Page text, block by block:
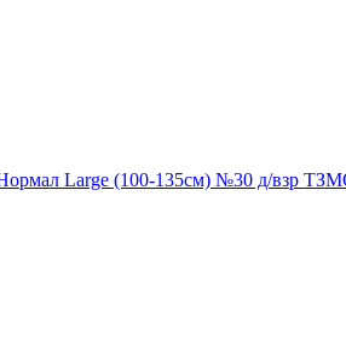
Large (100-135см) №30 д/взр